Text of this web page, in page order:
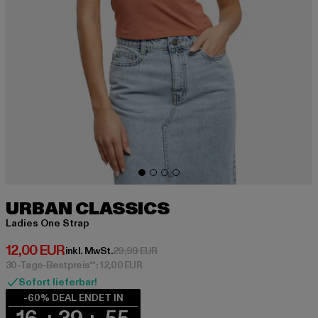
URBAN CLASSICS
Ladies One Strap
12,00 EUR
Derzeitiger Preis: 12,00 EUR
inkl. MwSt.29,99 EURAktionspreis: 29,99 EUR
30-Tage-Bestpreis**: 12,00 EUR
Sofort lieferbar!
-60% DEAL ENDET IN